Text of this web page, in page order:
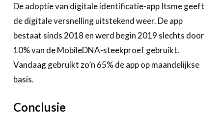
De adoptie van digitale identificatie-app Itsme geeft
de digitale versnelling uitstekend weer. De app
bestaat sinds 2018 en werd begin 2019 slechts door
10% van de MobileDNA-steekproef gebruikt.
Vandaag gebruikt zo’n 65% de app op maandelijkse
basis.
Conclusie